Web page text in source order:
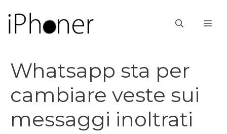
contenuto
Whatsapp sta per
cambiare veste sui
messaggi inoltrati